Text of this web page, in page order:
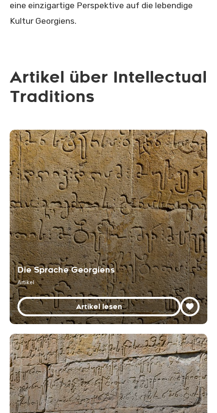
eine einzigartige Perspektive auf die lebendige
Kultur Georgiens.
Artikel über Intellectual
Traditions
Die Sprache Georgiens
Artikel
Artikel lesen